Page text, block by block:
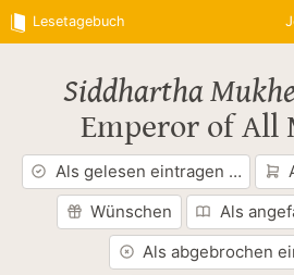
Lesetagebuch
Siddhartha
Emperor of All
Als gelesen eintragen …
Wünschen
Als
Als abgebrochen